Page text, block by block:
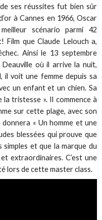
ses réussites fut bien sûr
à Cannes en 1966, Oscar
scénario parmi 42
Film que Claude Lelouch a,
Ainsi le 13 septembre
où il arrive la nuit,
il voit une femme depuis sa
un enfant et un chien. Sa
tristesse ». Il commence à
sur cette plage, avec son
« Un homme et une
blessées qui prouve que
et que la marque du
extraordinaires. C’est une
lors de cette master class.